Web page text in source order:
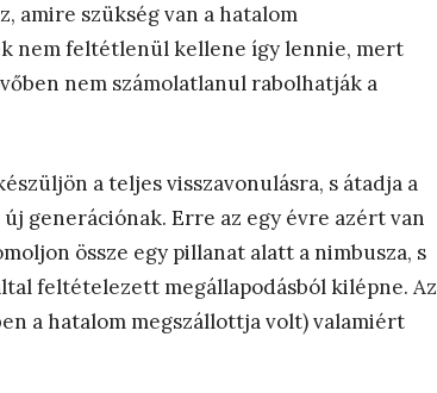
amire szükség van a hatalom
nem feltétlenül kellene így lennie, mert
nem számolatlanul rabolhatják a
a teljes visszavonulásra, s átadja a
generációnak. Erre az egy évre azért van
össze egy pillanat alatt a nimbusza, s
feltételezett megállapodásból kilépne. Az
a hatalom megszállottja volt) valamiért